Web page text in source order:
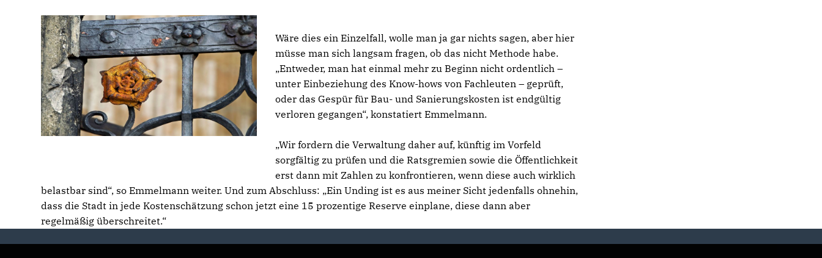
Wäre dies ein Einzelfall, wolle man ja gar nichts sagen, aber hier
müsse man sich langsam fragen, ob das nicht Methode habe.
Entweder, man hat einmal mehr zu Beginn nicht ordentlich –
unter Einbeziehung des Know-hows von Fachleuten – geprüft,
oder das Gespür für Bau- und Sanierungskosten ist endgültig
verloren gegangen“, konstatiert Emmelmann.
Wir fordern die Verwaltung daher auf, künftig im Vorfeld
sorgfältig zu prüfen und die Ratsgremien sowie die Öffentlichkeit
erst dann mit Zahlen zu konfrontieren, wenn diese auch wirklich
belastbar sind“, so Emmelmann weiter. Und zum Abschluss: „Ein Unding ist es aus meiner Sicht jedenfalls ohnehin,
dass die Stadt in jede Kostenschätzung schon jetzt eine 15 prozentige Reserve einplane, diese dann aber
regelmäßig überschreitet.“